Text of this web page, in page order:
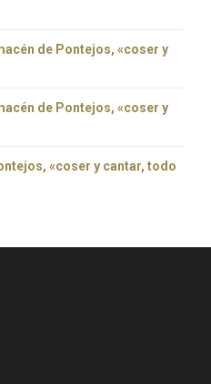
de Pontejos, «coser y
de Pontejos, «coser y
«coser y cantar, todo